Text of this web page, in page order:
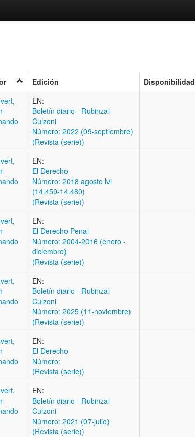
Edición Disponibilidad
EN:
Boletí­n diario - Rubinzal
Culzoni
Número: 2022 (09-septiembre)
(Revista (serie))
EN:
El Derecho
Número: 2018 agosto lvi
(14.459-14.480)
(Revista (serie))
EN:
El Derecho Penal
Número: 2004-2016 (enero -
diciembre)
(Revista (serie))
EN:
Boletí­n diario - Rubinzal
Culzoni
Número: 2025 (11-noviembre)
(Revista (serie))
EN:
El Derecho
Número:
(Revista (serie))
EN:
Boletí­n diario - Rubinzal
Culzoni
Número: 2021 (07-julio)
(Revista (serie))